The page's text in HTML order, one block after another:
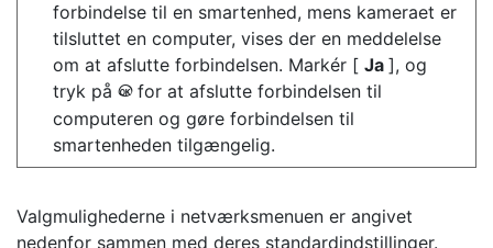
forbindelse til en smartenhed, mens kameraet er
tilsluttet en computer, vises der en meddelelse
om at afslutte forbindelsen. Markér [ Ja ], og
tryk på J for at afslutte forbindelsen til
computeren og gøre forbindelsen til
smartenheden tilgængelig.
Valgmulighederne i netværksmenuen er angivet
nedenfor sammen med deres standardindstillinger.